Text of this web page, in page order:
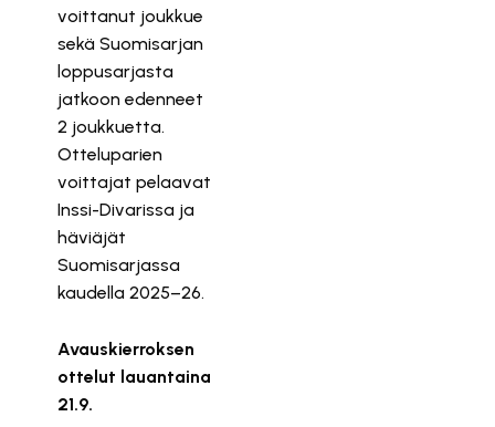
voittanut joukkue
sekä Suomisarjan
loppusarjasta
jatkoon edenneet
2 joukkuetta.
Otteluparien
voittajat pelaavat
Inssi-Divarissa ja
häviäjät
Suomisarjassa
kaudella 2025–26.
Avauskierroksen
ottelut lauantaina
21.9.